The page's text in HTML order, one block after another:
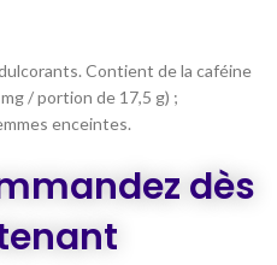
Contient de la caféine
/ portion de 17,5 g) ;
enceintes.
dès